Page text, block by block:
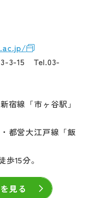
3-3-15 Tel.03-
宿線「市ヶ谷駅」
都営大江戸線「飯
15分。
見る